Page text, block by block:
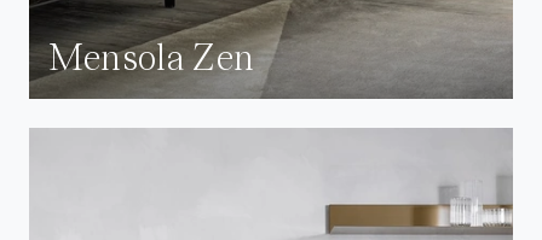
Mensola Zen